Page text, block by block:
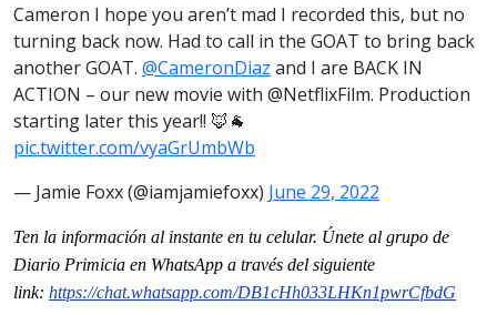
Cameron I hope you aren’t mad I recorded this, but no
turning back now. Had to call in the GOAT to bring back
another GOAT. @CameronDiaz and I are BACK IN
ACTION – our new movie with @NetflixFilm. Production
starting later this year!! 🦊🐐
pic.twitter.com/vyaGrUmbWb
— Jamie Foxx (@iamjamiefoxx) June 29, 2022
Ten la información al instante en tu celular. Únete al grupo de
Diario Primicia en WhatsApp a través del siguiente
link: https://chat.whatsapp.com/DB1cHh033LHKn1pwrCfbdG